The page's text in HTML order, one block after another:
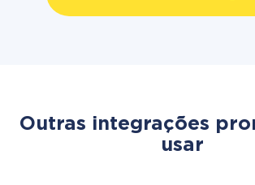
Outras integrações
usar